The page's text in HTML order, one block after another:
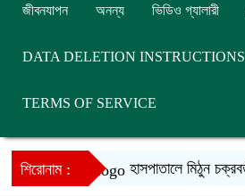
জীবনযাপন অনন্য ভিডিও গ্যালারী
DATA DELETION INSTRUCTIONS
TERMS OF SERVICE
শিরোনাম : হাসপাতালে মিঠুন চক্রবর্তী